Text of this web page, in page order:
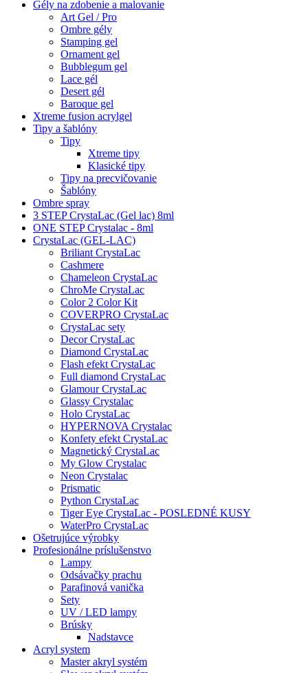
Gély na zdobenie a malovanie
Art Gel / Pro
Ombre gély
Stamping gel
Ornament gel
Bubblegum gel
Lace gél
Desert gél
Baroque gel
Xtreme fusion acrylgel
Tipy a šablóny
Tipy
Xtreme tipy
Klasické tipy
Tipy na precvičovanie
Šablóny
Ombre spray
3 STEP CrystaLac (Gel lac) 8ml
ONE STEP Crystalac - 8ml
CrystaLac (GEL-LAC)
Briliant CrystaLac
Cashmere
Chameleon CrystaLac
ChroMe CrystaLac
Color 2 Color Kit
COVERPRO CrystaLac
CrystaLac sety
Decor CrystaLac
Diamond CrystaLac
Flash efekt CrystaLac
Full diamond CrystaLac
Glamour CrystaLac
Glassy Crystalac
Holo CrystaLac
HYPERNOVA Crystalac
Konfety efekt CrystaLac
Magnetický CrystaLac
My Glow Crystalac
Neon Crystalac
Prismatic
Python CrystaLac
Tiger Eye CrystaLac - POSLEDNÉ KUSY
WaterPro CrystaLac
Ošetrujúce výrobky
Profesionálne príslušenstvo
Lampy
Odsávačky prachu
Parafinová vanička
Sety
UV / LED lampy
Brúsky
Nadstavce
Acryl system
Master akryl systém